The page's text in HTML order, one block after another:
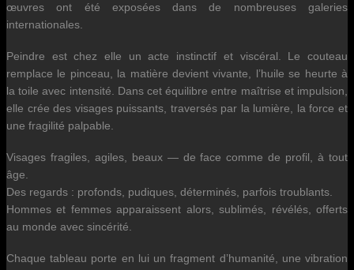
œuvres ont été exposées dans de nombreuses galeries
internationales.
Peindre est chez elle un acte instinctif et viscéral. Le couteau
remplace le pinceau, la matière devient vivante, l’huile se heurte à
la toile avec intensité. Dans cet équilibre entre maîtrise et impulsion,
elle crée des visages puissants, traversés par la lumière, la force et
une fragilité palpable.
Visages fragiles, agiles, beaux — de face comme de profil, à tout
âge.
Des regards : profonds, pudiques, déterminés, parfois troublants.
Hommes et femmes apparaissent alors, sublimés, révélés, offerts
au monde avec sincérité.
Chaque tableau porte en lui un fragment d’humanité, une vibration